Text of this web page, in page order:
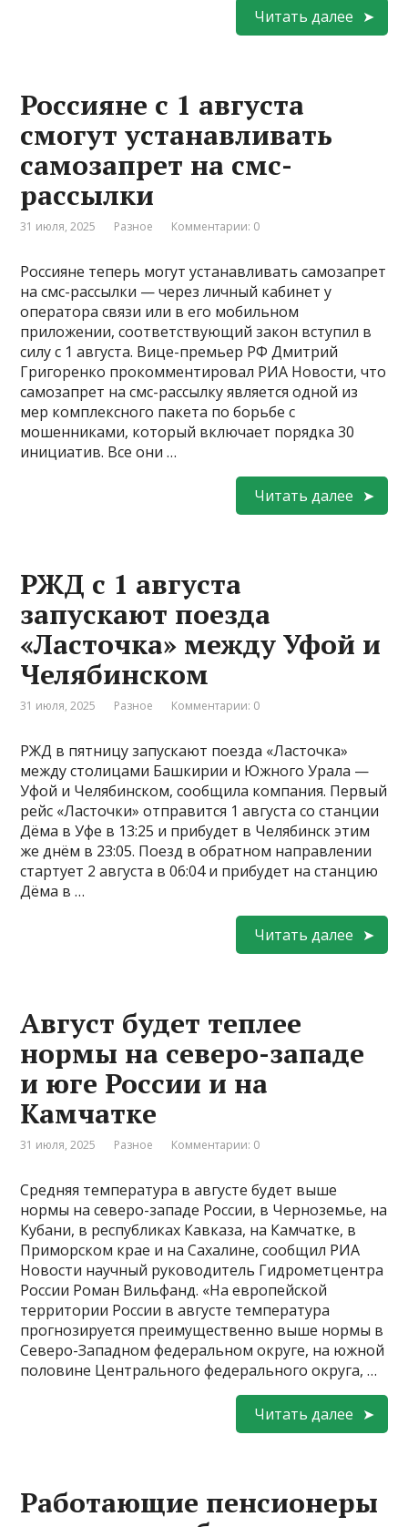
Читать далее
Россияне с 1 августа
смогут устанавливать
самозапрет на смс-
рассылки
31 июля, 2025 Разное Комментарии: 0
Россияне теперь могут устанавливать самозапрет
на смс-рассылки — через личный кабинет у
оператора связи или в его мобильном
приложении, соответствующий закон вступил в
силу с 1 августа. Вице-премьер РФ Дмитрий
Григоренко прокомментировал РИА Новости, что
самозапрет на смс-рассылку является одной из
мер комплексного пакета по борьбе с
мошенниками, который включает порядка 30
инициатив. Все они …
Читать далее
РЖД с 1 августа
запускают поезда
«Ласточка» между Уфой и
Челябинском
31 июля, 2025 Разное Комментарии: 0
РЖД в пятницу запускают поезда «Ласточка»
между столицами Башкирии и Южного Урала —
Уфой и Челябинском, сообщила компания. Первый
рейс «Ласточки» отправится 1 августа со станции
Дёма в Уфе в 13:25 и прибудет в Челябинск этим
же днём в 23:05. Поезд в обратном направлении
стартует 2 августа в 06:04 и прибудет на станцию
Дёма в …
Читать далее
Август будет теплее
нормы на северо-западе
и юге России и на
Камчатке
31 июля, 2025 Разное Комментарии: 0
Средняя температура в августе будет выше
нормы на северо-западе России, в Черноземье, на
Кубани, в республиках Кавказа, на Камчатке, в
Приморском крае и на Сахалине, сообщил РИА
Новости научный руководитель Гидрометцентра
России Роман Вильфанд. «На европейской
территории России в августе температура
прогнозируется преимущественно выше нормы в
Северо-Западном федеральном округе, на южной
половине Центрального федерального округа, …
Читать далее
Работающие пенсионеры